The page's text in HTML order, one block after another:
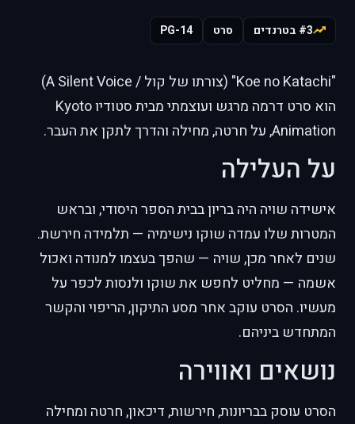
#3 בטרנדים סרט PG-14
"Koe no Katachi" (צורתו של קול / A Silent Voice)
הוא סרט דרמה מרגש ועוצמתי מבית סטודיו Kyoto
Animation, על חרטה, מחילה והדרך לתקן את העבר.
על העלילה
אישידה שויה היה בריון בבית הספר היסודי, ובראש
המטרות שלו עמדה שוקו נישימיה — תלמידה חירשת.
שנים לאחר מכן, שויה — שהפך בעצמו למנודה ואכול
אשמה — מחליט לחפש את שוקו ולנסות לכפר על
מעשיו. הסרט עוקב אחר מסע התיקון, הריפוי והקשר
המתחדש ביניהם.
נושאים ואווירה
הסרט עוסק בבריונות, חירשות, דיכאון, חרטה ומחילה